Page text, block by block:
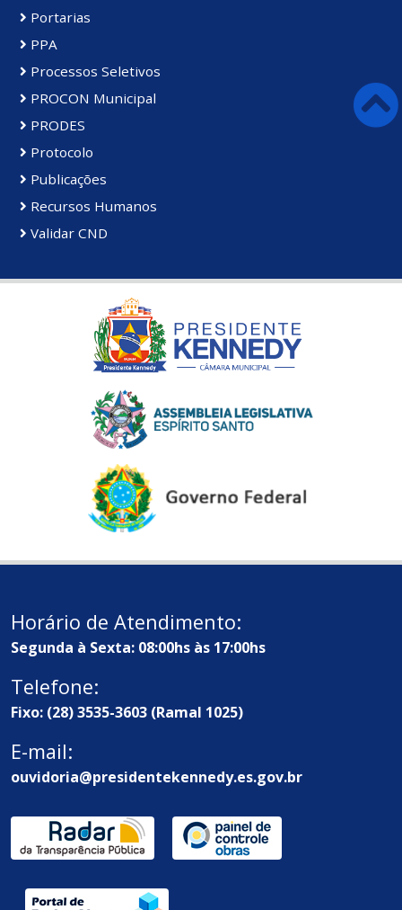
Portarias
PPA
Processos Seletivos
PROCON Municipal
PRODES
Protocolo
Publicações
Recursos Humanos
Validar CND
Horário de Atendimento:
Segunda à Sexta: 08:00hs às 17:00hs
Telefone:
Fixo: (28) 3535-3603 (Ramal 1025)
E-mail:
ouvidoria@presidentekennedy.es.gov.br